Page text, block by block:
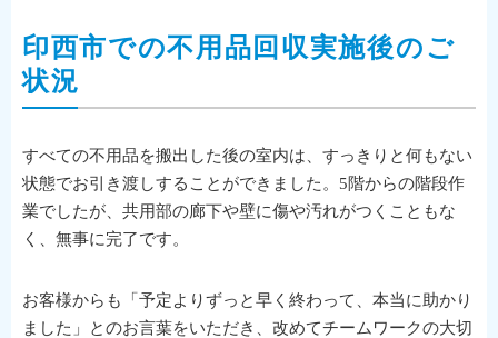
印西市での不用品回収実施後のご
状況
すべての不用品を搬出した後の室内は、すっきりと何もない
状態でお引き渡しすることができました。5階からの階段作
業でしたが、共用部の廊下や壁に傷や汚れがつくこともな
く、無事に完了です。
お客様からも「予定よりずっと早く終わって、本当に助かり
ました」とのお言葉をいただき、改めてチームワークの大切